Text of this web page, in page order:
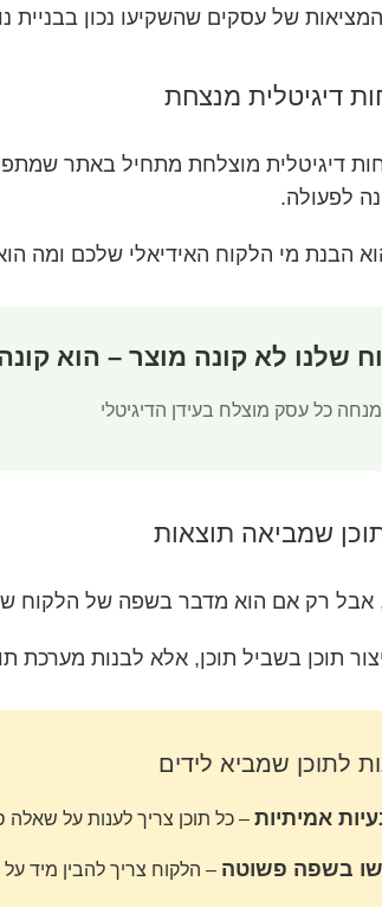
המציאות של עסקים שהשקיעו נכון בבניית
דיגיטלית מנצחת
לפעולה.
הבנת מי הלקוח האידיאלי שלכם ומה
שלנו לא קונה מוצר – הוא
כל עסק מוצלח בעידן הדיגיטלי
שמביאה תוצאות
אבל רק אם הוא מדבר בשפה של הלקוח
תוכן בשביל תוכן, אלא לבנות מערכת
אמיתיות – כל תוכן צריך לענות על שאלה
בשפה פשוטה – הלקוח צריך להבין מיד